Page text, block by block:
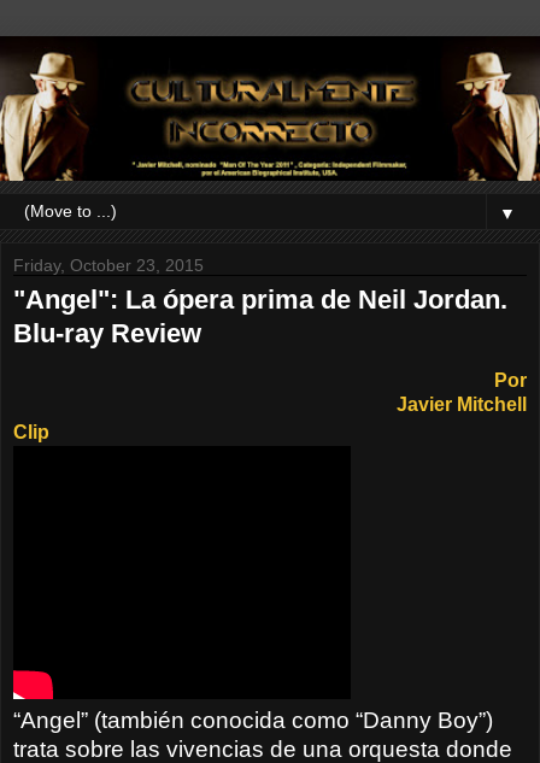
▼
Friday, October 23, 2015
"Angel": La ópera prima de Neil Jordan.
Blu-ray Review
Por
Javier Mitchell
Clip
“Angel” (también conocida como “Danny Boy”)
trata sobre las vivencias de una orquesta donde